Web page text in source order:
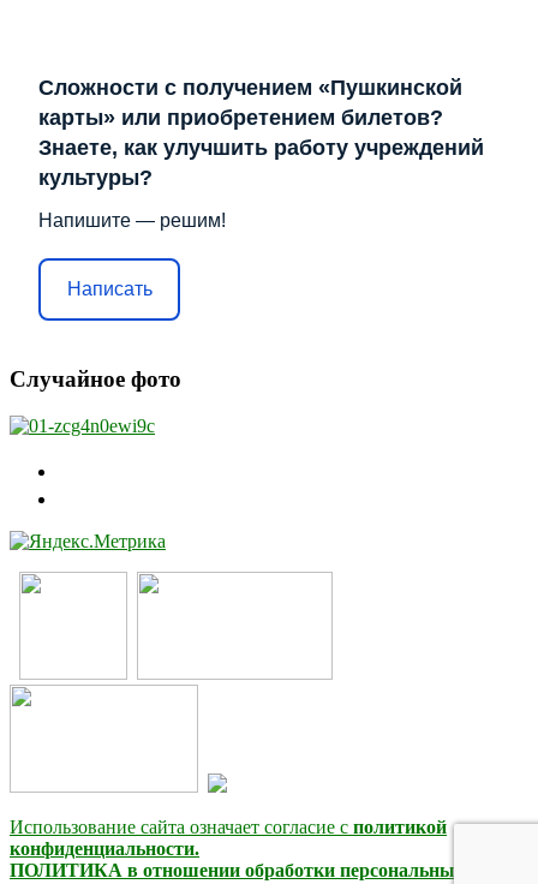
Сложности с получением «Пушкинской
карты» или приобретением билетов?
Знаете, как улучшить работу учреждений
культуры?
Напишите — решим!
Написать
Случайное фото
Использование сайта означает согласие с политикой
конфиденциальности.
ПОЛИТИКА в отношении обработки персональных